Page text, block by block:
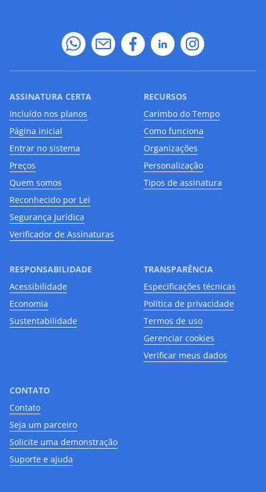
ASSINATURA CERTA
Incluído nos planos
Página inicial
Entrar no sistema
Preços
Quem somos
Reconhecido por Lei
Segurança Jurídica
Verificador de Assinaturas
RECURSOS
Carimbo do Tempo
Como funciona
Organizações
Personalização
Tipos de assinatura
RESPONSABILIDADE
Acessibilidade
Economia
Sustentabilidade
TRANSPARÊNCIA
Especificações técnicas
Política de privacidade
Termos de uso
Gerenciar cookies
Verificar meus dados
CONTATO
Contato
Seja um parceiro
Solicite uma demonstração
Suporte e ajuda